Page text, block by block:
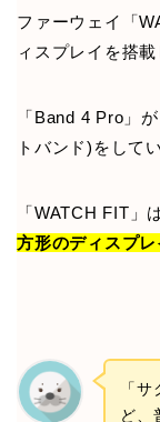
ファーウェイ「
ィスプレイを搭
「Band 4 Pro」
トバンド)をして
「WATCH FIT」
方形のディスプレ
「
ど、